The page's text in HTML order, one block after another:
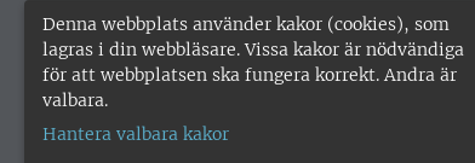
Denna webbplats använder kakor (cookies), som
lagras i din webbläsare. Vissa kakor är nödvändiga
för att webbplatsen ska fungera korrekt. Andra är
valbara.
Hantera valbara kakor
samarbetsprojekt
Gemensamma verksamhetsstödet